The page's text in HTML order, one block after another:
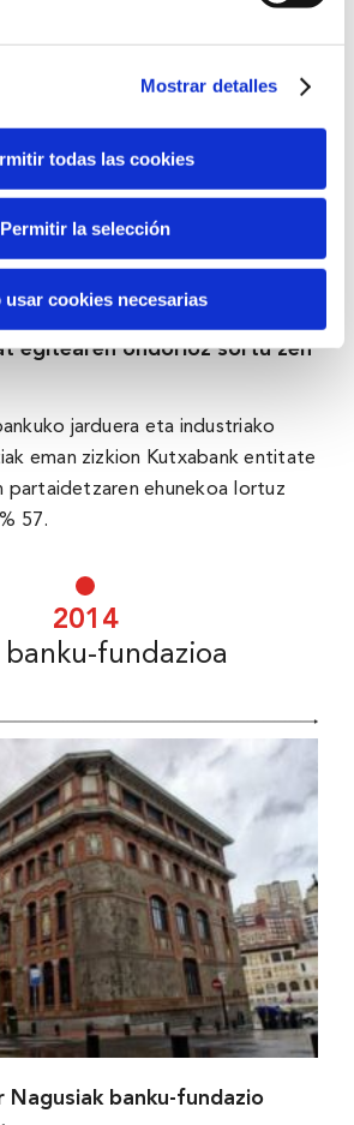
Mostrar detalles
todas las cookies
Permitir la selección
usar cookies necesarias
egitearen ondorioz sortu zen
jarduera eta industriako
eman zizkion Kutxabank entitate
partaidetzaren ehunekoa lortuz
57.
2014
banku-fundazioa
Nagusiak banku-fundazio